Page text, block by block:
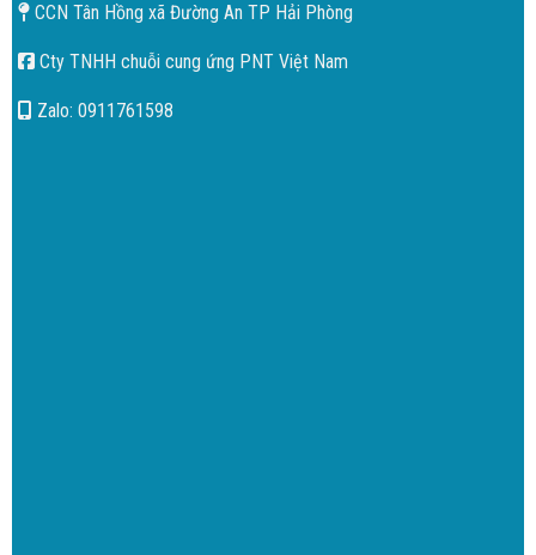
CCN Tân Hồng xã Đường An TP Hải Phòng
Cty TNHH chuỗi cung ứng PNT Việt Nam
Zalo: 0911761598